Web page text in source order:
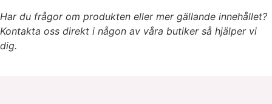
Har du frågor om produkten eller mer gällande innehållet?
Kontakta oss direkt i någon av våra butiker så hjälper vi
dig.